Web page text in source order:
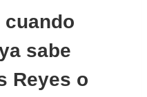
cuando
sabe
Reyes o